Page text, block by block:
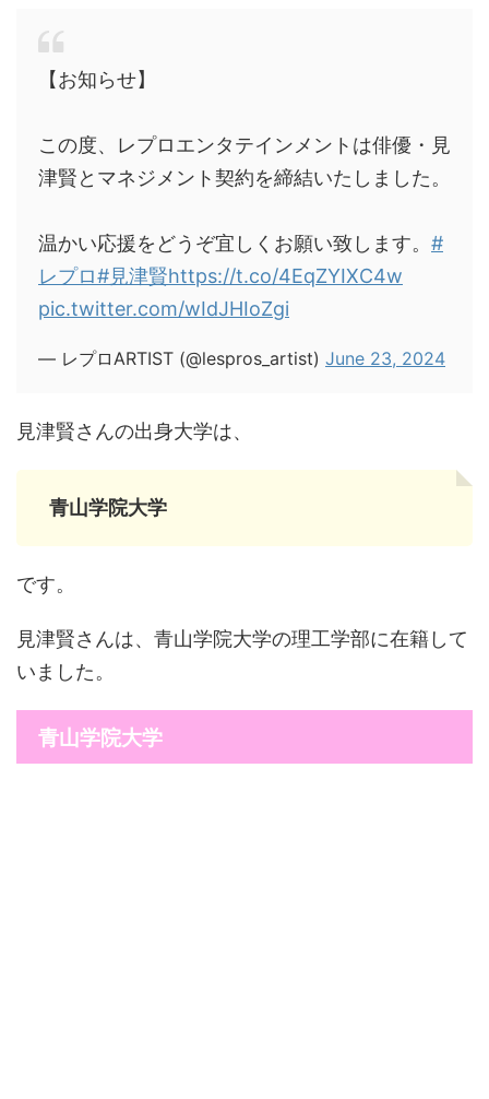
【お知らせ】
この度、レプロエンタテインメントは俳優・見
津賢とマネジメント契約を締結いたしました。
温かい応援をどうぞ宜しくお願い致します。 #
レプロ#見津賢https://t.co/4EqZYIXC4w
pic.twitter.com/wIdJHIoZgi
— レプロARTIST (@lespros_artist) June 23, 2024
見津賢さんの出身大学は、
青山学院大学
です。
見津賢さんは、青山学院大学の理工学部に在籍して
いました。
青山学院大学